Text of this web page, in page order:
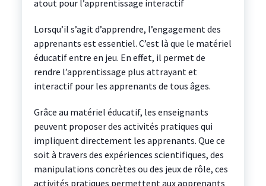
atout pour l’apprentissage interactif
Lorsqu’il s’agit d’apprendre, l’engagement des
apprenants est essentiel. C’est là que le matériel
éducatif entre en jeu. En effet, il permet de
rendre l’apprentissage plus attrayant et
interactif pour les apprenants de tous âges.
Grâce au matériel éducatif, les enseignants
peuvent proposer des activités pratiques qui
impliquent directement les apprenants. Que ce
soit à travers des expériences scientifiques, des
manipulations concrètes ou des jeux de rôle, ces
activités pratiques permettent aux apprenants